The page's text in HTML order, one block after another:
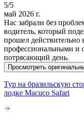
5/5
май 2026 г.
Нас забрали без
водитель, который
прошел действительно
профессиональными и
потрясающий день.
Просмотреть
Тур на бразильскую
лодке Macuco Safari